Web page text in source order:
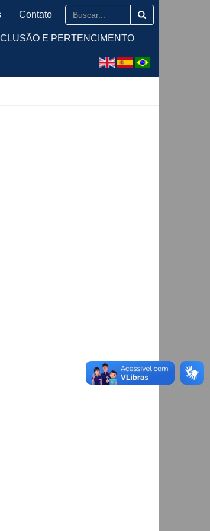
E PERTENCIMENTO
Contato